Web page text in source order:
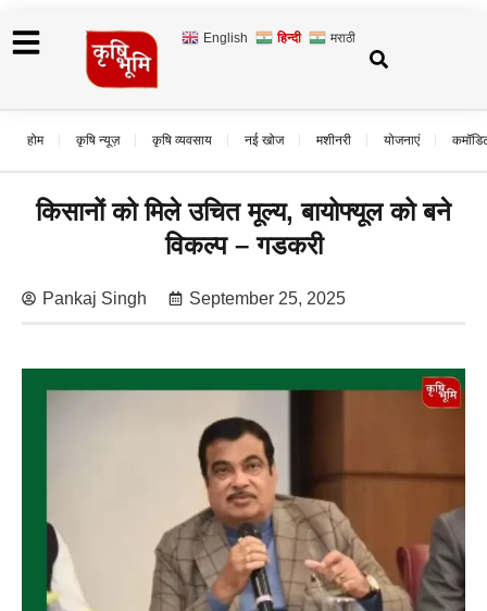
English हिन्दी मराठी
होम कृषि न्यूज़ कृषि व्यवसाय नई खोज मशीनरी योजनाएं
किसानों को मिले उचित मूल्य, बायोफ्यूल को बने
विकल्प – गडकरी
Pankaj Singh September 25, 2025